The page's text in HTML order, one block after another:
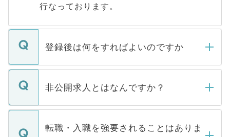
行なっております。
登録後は何をすればよいのですか
ご登録いただきましたら、弊社担当者がご
登録内容を確認し、その後メールもしくは
ます。通常、5営業日以内にはご連絡をせて
いただきますので、しばらくお待ちくださ
非公開求人とはなんですか？
マイナビDOCTORで取り扱っている求人の
うち約3割は、Webサイトからご覧いただ
転職・入職を強要されることはありま